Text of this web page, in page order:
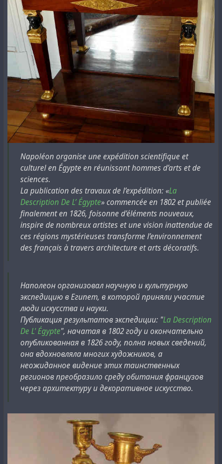
Napoléon organise une expédition scientifique et
culturel en Égypte en réunissant hommes d’arts et de
sciences.
La publication des travaux de l’expédition: «La
Description De L’ Égypte» commencée en 1802 et publiée
finalement en 1826, foisonne d’éléments nouveaux,
inspire de nombreux artistes et une vision inattendue de
ces régions mystérieuses transforme l’environnement
des français à travers architecture et arts décoratifs.
Наполеон организовал научную и культурную
экспедицию в Египет, в которой приняли участие
люди искусства и науки.
Публикация результатов экспедиции: "La Description
De L' Égypte", начатая в 1802 году и окончательно
опубликованная в 1826 году, полна новых сведений,
она вдохновляла многих художников, а
неожиданное видение этих таинственных
регионов преобразило среду обитания французов
через архитектуру и декоративное искусство.